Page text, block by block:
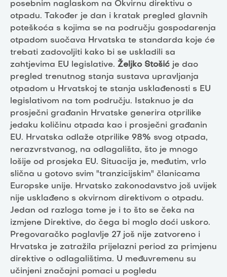
posebnim naglaskom na Okvirnu direktivu o
otpadu. Također je dan i kratak pregled glavnih
poteškoća s kojima se na području gospodarenja
otpadom suočava Hrvatska te standarda koje će
trebati zadovoljiti kako bi se uskladili sa
zahtjevima EU legislative. Željko Stošić je dao
pregled trenutnog stanja sustava upravljanja
otpadom u Hrvatskoj te stanja usklađenosti s EU
legislativom na tom području. Istaknuo je da
prosječni građanin Hrvatske generira otprilike
jedaku količinu otpada kao i prosječni građanin
EU. Hrvatska odlaže otprilike 98% svog otpada,
nerazvrstvanog, na odlagališta, što je mnogo
lošije od prosjeka EU. Situacija je, međutim, vrlo
slična u gotovo svim "tranzicijskim" članicama
Europske unije. Hrvatsko zakonodavstvo još uvijek
nije usklađeno s okvirnom direktivom o otpadu.
Jedan od razloga tome je i to što se čeka na
izmjene Direktive, do čega bi moglo doći uskoro.
Pregovaračko poglavlje 27 još nije zatvoreno i
Hrvatska je zatražila prijelazni period za primjenu
direktive o odlagalištima. U međuvremenu su
učinjeni značajni pomaci u pogledu